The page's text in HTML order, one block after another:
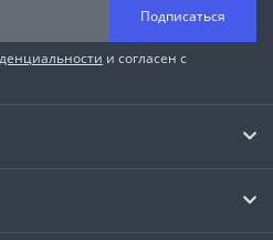
Подписаться
и согласен с